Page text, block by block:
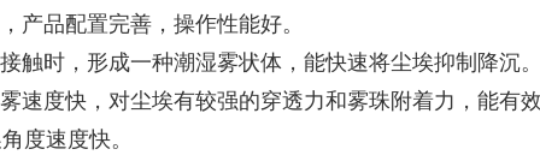
产品配置完善，操作性能好。
时，形成一种潮湿雾状体，能快速将尘埃抑制降沉。
度快，对尘埃有较强的穿透力和雾珠附着力，能有
度速度快。